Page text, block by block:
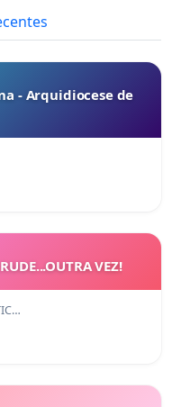
- Arquidiocese de
VEZ!